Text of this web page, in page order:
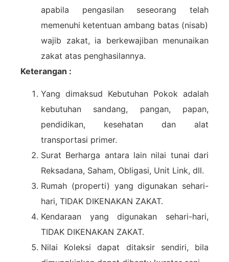
apabila pengasilan seseorang telah
memenuhi ketentuan ambang batas (nisab)
wajib zakat, ia berkewajiban menunaikan
zakat atas penghasilannya.
Keterangan :
Yang dimaksud Kebutuhan Pokok adalah
kebutuhan sandang, pangan, papan,
pendidikan, kesehatan dan alat
transportasi primer.
Surat Berharga antara lain nilai tunai dari
Reksadana, Saham, Obligasi, Unit Link, dll.
Rumah (properti) yang digunakan sehari-
hari, TIDAK DIKENAKAN ZAKAT.
Kendaraan yang digunakan sehari-hari,
TIDAK DIKENAKAN ZAKAT.
Nilai Koleksi dapat ditaksir sendiri, bila